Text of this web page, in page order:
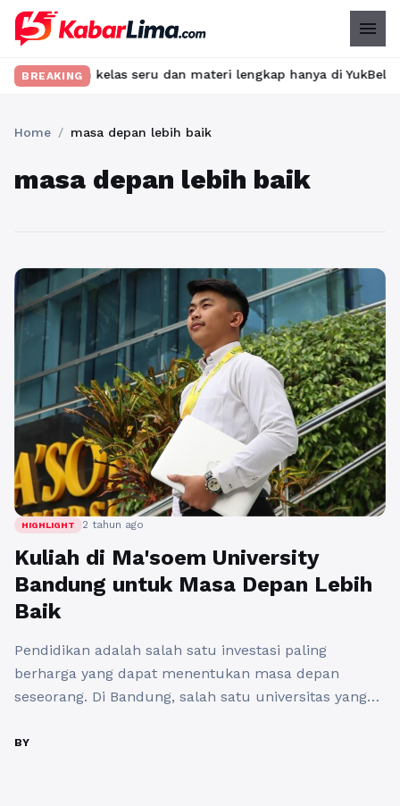
menu
BREAKING
kelas seru dan materi lengkap hanya di
Home / masa depan lebih baik
masa depan lebih baik
HIGHLIGHT 2 tahun ago
Kuliah di Ma'soem University
Bandung untuk Masa Depan Lebih
Baik
Pendidikan adalah salah satu investasi paling
berharga yang dapat menentukan masa depan
seseorang. Di Bandung, salah satu universitas yang
masa depan yang lebih baik adalah Ma'soem
BY